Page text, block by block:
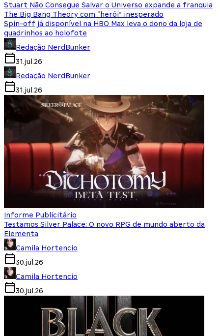
Stuart Não Consegue Salvar o Universo expande a franquia
The Big Bang Theory com “herói” inesperado
Spin-off já disponível na HBO Max leva o dono da loja de
quadrinhos ao holofote
Redação NerdBunker
31.jul.26
Redação NerdBunker
31.jul.26
Informe Publicitário
Testamos Silver Palace: O novo RPG de mundo aberto da
Elementa
Camila Hortencio
30.jul.26
Camila Hortencio
30.jul.26